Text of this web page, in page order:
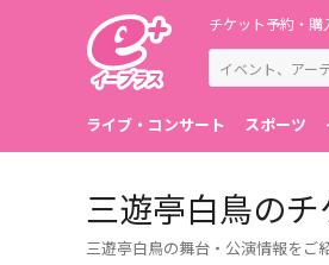
チケット予約・購
ライブ・コンサート スポーツ
三遊亭白鳥の
三遊亭白鳥の舞台・公演情報をご